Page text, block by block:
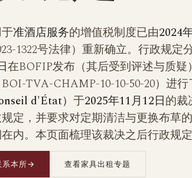
准酒店服务的增值税制度已由2024
1322号法律）重新确立。行政规定
在BOFIP发布（其后受到评述与质疑
TVA-CHAMP-10-10-50-20）进行
d'État） 于2025年11月12日的裁
定，并要求对定期清洁与更换布草
内。本页面梳理该裁决之后行政规定
系本所→ 查看家具出租专题